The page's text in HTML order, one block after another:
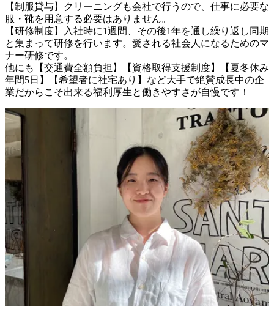
【制服貸与】クリーニングも会社で行うので、仕事に必要な
服・靴を用意する必要はありません。
【研修制度】入社時に1週間、その後1年を通し繰り返し同期
と集まって研修を行います。愛される社会人になるためのマ
ナー研修です。
他にも【交通費全額負担】【資格取得支援制度】【夏冬休み
年間5日】【希望者に社宅あり】など大手で絶賛成長中の企
業だからこそ出来る福利厚生と働きやすさが自慢です！